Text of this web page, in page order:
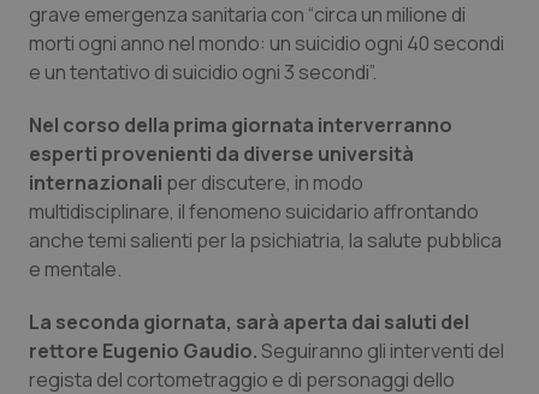
Puglia
Sicilia
Toscana
Valle D’Aosta
Malattie rare
Neuroscienze & patologie neurodegenerative
Obesità
Oncodermatologia
grave emergenza sanitaria con “circa un milione di
morti ogni anno nel mondo: un suicidio ogni 40 secondi
e un tentativo di suicidio ogni 3 secondi”.
Nel corso della prima giornata interverranno
esperti provenienti da diverse università
internazionali per discutere, in modo
multidisciplinare, il fenomeno suicidario affrontando
anche temi salienti per la psichiatria, la salute pubblica
e mentale.
La seconda giornata, sarà aperta dai saluti del
rettore Eugenio Gaudio.Seguiranno gli interventi del
regista del cortometraggio e di personaggi dello